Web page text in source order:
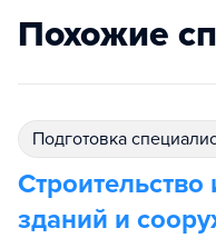
Похожие
подготовка
Строительство
зданий и